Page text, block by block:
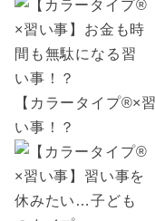
【カラータイプ®×
い事！？